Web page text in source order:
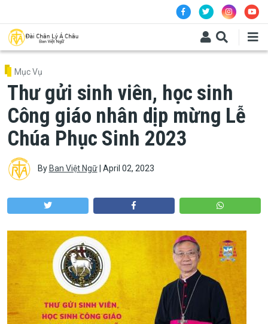
Mục Vụ
Thư gửi sinh viên, học sinh
Công giáo nhân dịp mừng Lễ
Chúa Phục Sinh 2023
By Ban Việt Ngữ| April 02, 2023